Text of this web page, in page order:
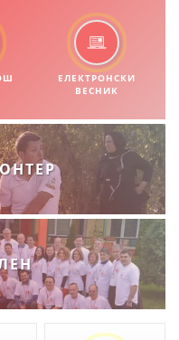
ЕЛЕКТРОНСКИ
ВЕСНИК